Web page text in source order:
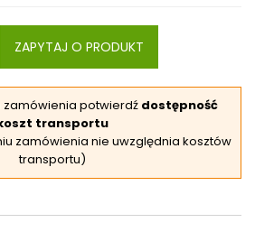
ZAPYTAJ O PRODUKT
potwierdź dostępność
transportu
zamówienia nie uwzględnia kosztów
transportu)